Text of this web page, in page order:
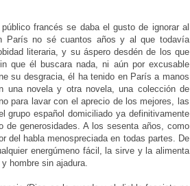
francés se daba el gusto de ignorar al
París no sé cuantos años y al que todavía
literaria, y su áspero desdén de los que
que él buscara nada, ni aún por excusable
su desgracia, él ha tenido en París a manos
una novela y otra novela, una colección de
para lavar con el aprecio de los mejores, las
español domiciliado ya definitivamente
de generosidades. A los sesenta años, como
del habla menospreciada en todas partes. De
energúmeno fácil, la sirve y la alimenta
hombre sin ajadura.